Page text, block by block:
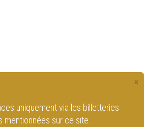
×
uniquement via les billetteries
mentionnées sur ce site.